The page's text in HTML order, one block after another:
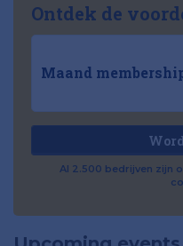
Ontdek de
Maand
Al 2.500 bedrijven zijn